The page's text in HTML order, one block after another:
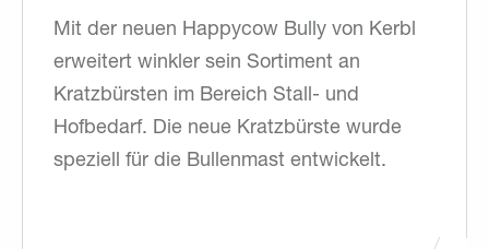
Mit der neuen Happycow Bully von Kerbl
erweitert winkler sein Sortiment an
Kratzbürsten im Bereich Stall- und
Hofbedarf. Die neue Kratzbürste wurde
speziell für die Bullenmast entwickelt.